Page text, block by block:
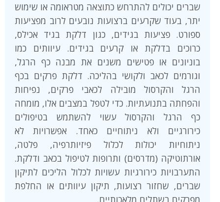
שברים יכולים להתרחש כתוצאה מטראומה או שימוש
יתר, בעוד שקרעים ברצועות נובעים לרוב מפציעות
ספורט. פציעות בגידים, כגון דלקת בגיד אכילס,
כרוכים בדלקת או קרעים בגידים. עיוותים כמו
בוניונים או פטישים משנים את מבנה כף הרגל,
וגורמים לכאב ולקושי בהליכה. דלקת פרקים בכף
הרגל והקרסול מובילה לכאבי פרקים, נפיחות
והפחתה בתנועתיות. כדי לטפל במצבים אלו, מומחה
כף הרגל והקרסול עשוי להשתמש בטיפולים
כירורגיים ולא ניתוחיים כאחד. אפשרויות לא
ניתוחיות יכולות לכלול פיזיותרפיה, פלטה,
אורתוטיקה (מדרסים) ותרופות לטיפול בכאב ודלקת.
התערבויות כירורגיות עשויות לכלול הליכים לתיקון
שברים, שחזור רצועות, תיקון עיוותים או החלפת
מפרקים בשתלים מלאכותיים.